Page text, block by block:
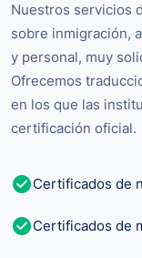
Nuestros servicios
sobre inmigración,
y personal, muy
Ofrecemos
en los que las
certificación oficial.
Certificados de
Certificados de